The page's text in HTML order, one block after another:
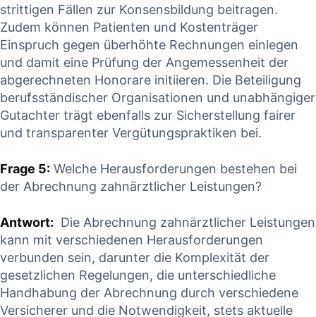
strittigen Fällen zur⁤ Konsensbildung beitragen.‍
Zudem können ⁢Patienten und Kostenträger
Einspruch gegen überhöhte Rechnungen einlegen
und damit eine Prüfung ⁢der‌ Angemessenheit der
abgerechneten‌ Honorare initiieren. Die Beteiligung
berufsständischer Organisationen⁣ und unabhängiger
Gutachter⁢ trägt ebenfalls zur ‍Sicherstellung fairer
und transparenter Vergütungspraktiken bei.
Frage 5: Welche Herausforderungen⁣ bestehen bei
der ⁣Abrechnung zahnärztlicher Leistungen?
Antwort: ‍ Die Abrechnung zahnärztlicher Leistungen
kann⁢ mit verschiedenen Herausforderungen‌
verbunden ‍sein, darunter die Komplexität der
gesetzlichen Regelungen, die unterschiedliche
Handhabung der Abrechnung durch verschiedene
Versicherer und die Notwendigkeit, stets ‍aktuelle